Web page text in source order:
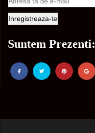
Suntem Prezenti: